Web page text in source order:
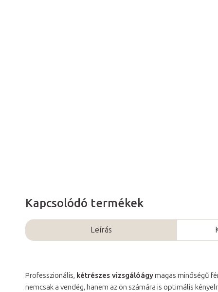
Kapcsolódó termékek
Leírás
Professzionális, kétrészes vizsgálóágymagas minőségű
nemcsak a vendég, hanem az ön számára is optimális